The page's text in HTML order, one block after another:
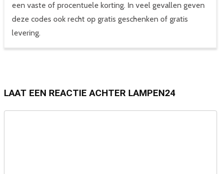
een vaste of procentuele korting. In veel gevallen geven
deze codes ook recht op gratis geschenken of gratis
levering.
LAAT EEN REACTIE ACHTER LAMPEN24